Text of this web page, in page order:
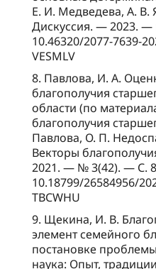
Е. И. Медведева, А.
Дискуссия. — 2023. —
10.46320/2077-7639-
VESMLV
8. Павлова, И. А.
благополучия
области (по
благополучия
Павлова, О. П.
Векторы
2021. — № 3(42). — С.
10.18799/26584956/
TBCWHU
9. Щекина, И. В.
элемент семейного
постановке
наука: Опыт,